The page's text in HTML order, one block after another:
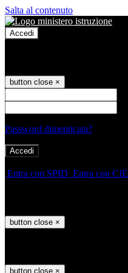
Salta al contenuto
Accedi
button close ×
Password dimenticata?
Entra con SPID Entra con CIE
button close ×
button close ×